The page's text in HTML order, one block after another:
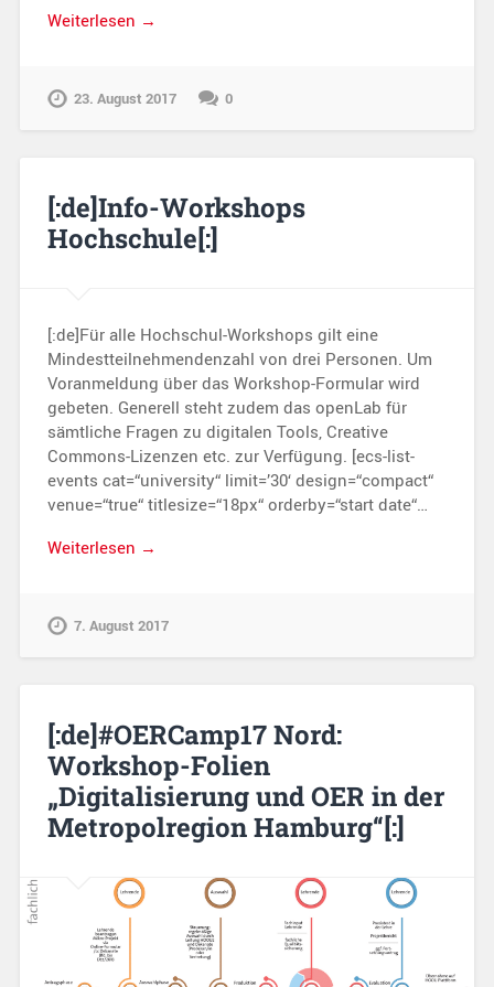
Weiterlesen →
23. August 2017 0
[:de]Info-Workshops
Hochschule[:]
[:de]Für alle Hochschul-Workshops gilt eine
Mindestteilnehmendenzahl von drei Personen. Um
Voranmeldung über das Workshop-Formular wird
gebeten. Generell steht zudem das openLab für
sämtliche Fragen zu digitalen Tools, Creative
Commons-Lizenzen etc. zur Verfügung. [ecs-list-
events cat=“university“ limit=’30‘ design=“compact“
venue=“true“ titlesize=“18px“ orderby=“start date“…
Weiterlesen →
7. August 2017
[:de]#OERCamp17 Nord:
Workshop-Folien
„Digitalisierung und OER in der
Metropolregion Hamburg“[:]